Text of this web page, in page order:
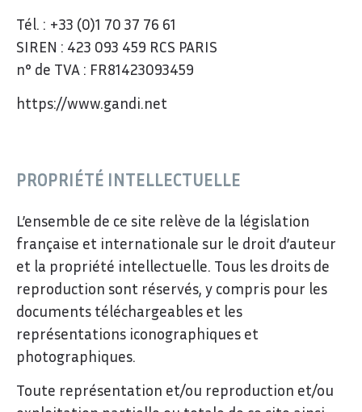
Tél. : +33 (0)1 70 37 76 61
SIREN : 423 093 459 RCS PARIS
n° de TVA : FR81423093459
https://www.gandi.net
PROPRIÉTÉ INTELLECTUELLE
L’ensemble de ce site relève de la législation
française et internationale sur le droit d’auteur
et la propriété intellectuelle. Tous les droits de
reproduction sont réservés, y compris pour les
documents téléchargeables et les
représentations iconographiques et
photographiques.
Toute représentation et/ou reproduction et/ou